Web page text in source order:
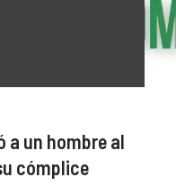
a un hombre al
cómplice